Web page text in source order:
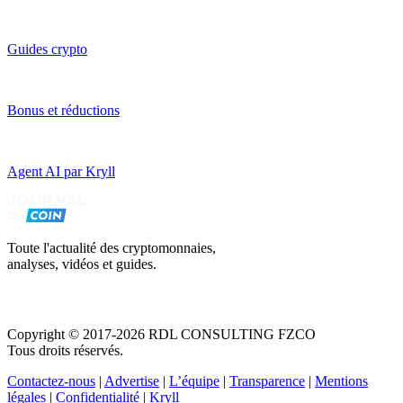
Guides crypto
Bonus et réductions
Agent AI par Kryll
Toute l'actualité des cryptomonnaies,
analyses, vidéos et guides.
Copyright © 2017-2026 RDL CONSULTING FZCO
Tous droits réservés.
Contactez-nous | Advertise | L’équipe | Transparence | Mentions
légales | Confidentialité | Kryll